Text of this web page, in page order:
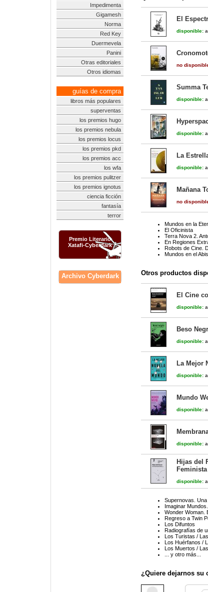
Impedimenta
Gigamesh
Norma
Red Key
Duermevela
Panini
Otras editoriales
Otros idiomas
guías de compra
libros más populares
superventas
los premios hugo
los premios nebula
los premios locus
los premios pkd
los premios acc
los wfa
los premios pulitzer
los premios ignotus
ciencia ficción
fantasía
terror
Premio Literario
Xatafi-Cyberdark
Archivo Cyberdark
El
disponible:
no
Summa
disponible:
disponible:
La
disponible:
Mañana
no
Mundos en la
El Oficinista
Terra Nova 2.
En Regiones
Robots de Cine.
Mundos en el
Otros productos
El Cine
disponible:
Beso
disponible:
La Mejor
disponible:
Mundo
disponible:
disponible:
Hijas del
Feminista
disponible:
Supernovas.
Imaginar
Wonder Woman.
Regreso a Twin
Los Difuntos
Radiografías de
Los Turistas /
Los Huérfanos /
Los Muertos /
... y otro más...
¿Quiere dejarnos su